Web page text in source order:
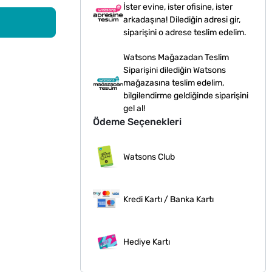
İster evine, ister ofisine, ister
arkadaşına! Dilediğin adresi gir,
siparişini o adrese teslim edelim.
Watsons Mağazadan Teslim
Siparişini dilediğin Watsons
mağazasına teslim edelim,
bilgilendirme geldiğinde siparişini
gel al!
Ödeme Seçenekleri
Watsons Club
Kredi Kartı / Banka Kartı
Hediye Kartı